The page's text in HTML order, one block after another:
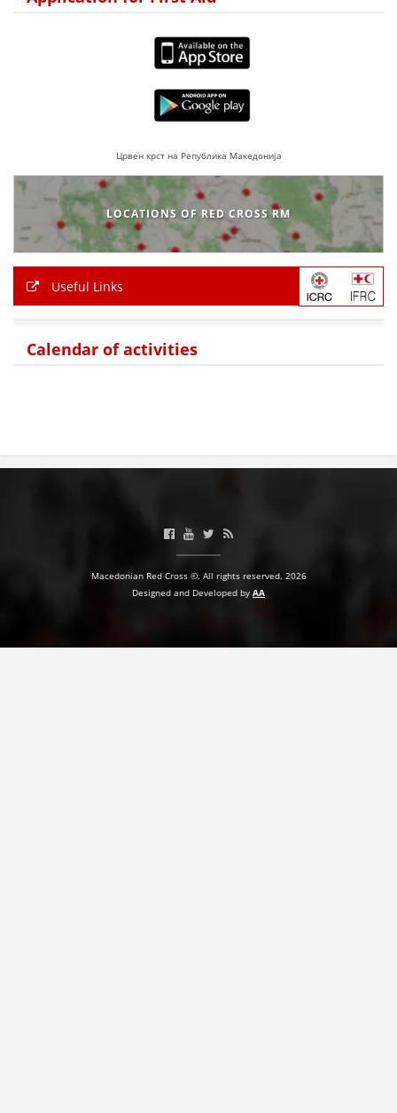
Црвен крст на Република Македонија
LOCATIONS OF RED CROSS RM
Useful Links
Calendar of activities
Macedonian Red Cross ©. All rights reserved. 2026
Designed and Developed by AA